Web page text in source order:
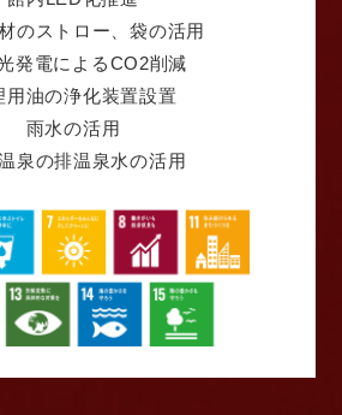
のストロー、袋の活用
発電によるCO2削減
用油の浄化装置設置
雨水の活用
泉の排温泉水の活用